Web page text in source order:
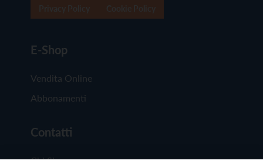
E-Shop
Vendita Online
Abbonamenti
Contatti
Chi Siamo